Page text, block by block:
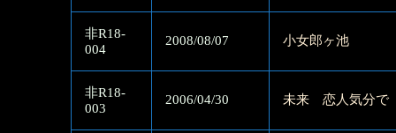
非R18-
004
2008/08/07 小女郎ヶ池
非R18-
003
2006/04/30 未来 恋人気分で